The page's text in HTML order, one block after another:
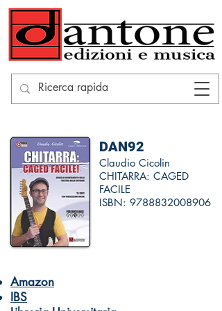
DAN92
Claudio Cicolin
CHITARRA: CAGED
FACILE
ISBN: 9788832008906
Amazon
IBS